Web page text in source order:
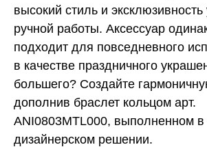
высокий стиль и
ручной работы. Аксессуар
подходит для повседневного
в качестве праздничного
большего? Создайте
дополнив браслет кольцом арт.
ANI0803MTL000, выполненном в
дизайнерском решении.